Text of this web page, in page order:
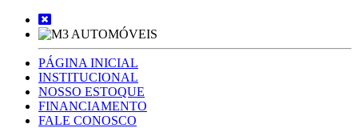
PÁGINA INICIAL
INSTITUCIONAL
NOSSO ESTOQUE
FINANCIAMENTO
FALE CONOSCO